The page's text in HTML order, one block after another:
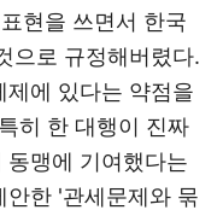
현을 쓰면서 한국
으로 규정해버렸다.
에 있다는 약점을
히 한 대행이 진짜
맹에 기여했다는
한 '관세문제와 묶